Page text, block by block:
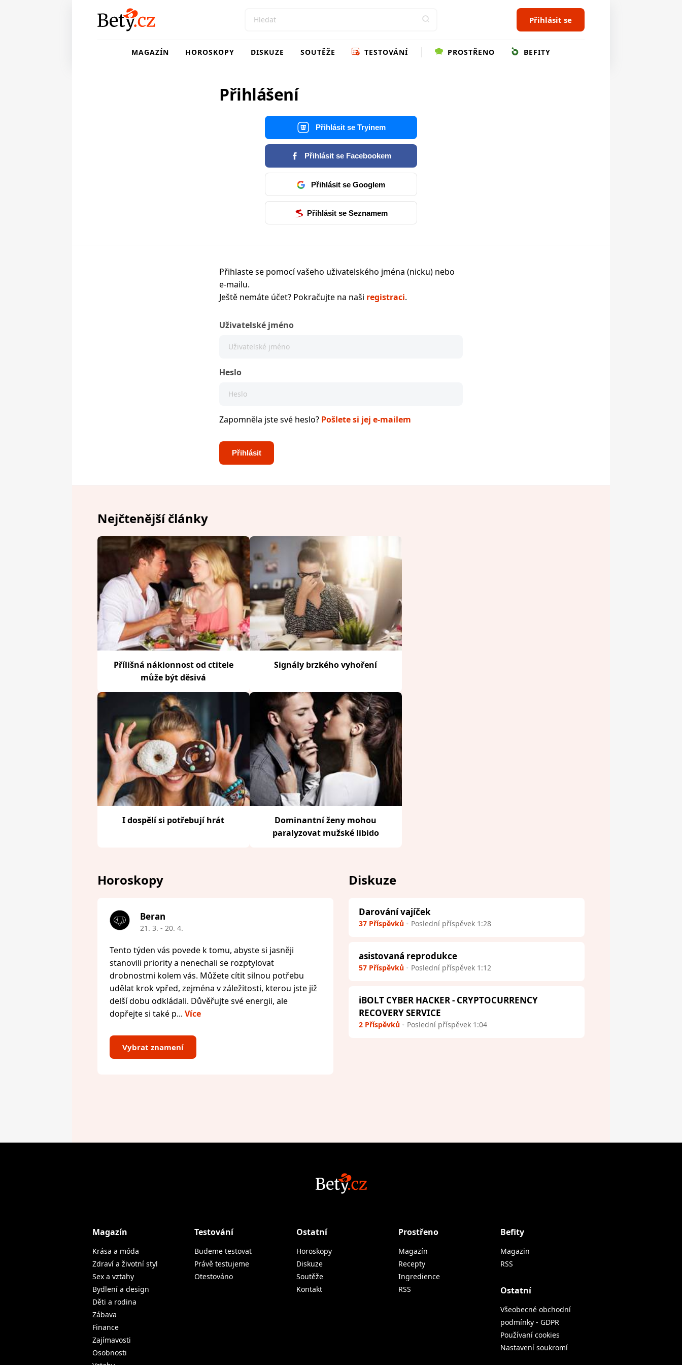
Přihlásit se
MAGAZÍN HOROSKOPY DISKUZE SOUTĚŽE TESTOVÁNÍ PROSTŘENO BEFITY
Přihlášení
Přihlásit se Tryinem
Přihlásit se Facebookem
Přihlásit se Googlem
Přihlásit se Seznamem
Přihlaste se pomocí vašeho uživatelského jména (nicku) nebo
e-mailu.
Ještě nemáte účet? Pokračujte na naši registraci.
Uživatelské jméno
Heslo
Zapomněla jste své heslo? Pošlete si jej e-mailem
Nejčtenější články
Přílišná náklonnost od ctitele
může být děsivá
Signály brzkého vyhoření
I dospělí si potřebují hrát
Dominantní ženy mohou
paralyzovat mužské libido
Horoskopy
Beran
21. 3. - 20. 4.
Tento týden vás povede k tomu, abyste si jasněji
stanovili priority a nenechali se rozptylovat
drobnostmi kolem vás. Můžete cítit silnou potřebu
udělat krok vpřed, zejména v záležitosti, kterou jste již
delší dobu odkládali. Důvěřujte své energii, ale
dopřejte si také p... Více
Vybrat znamení
Diskuze
Darování vajíček
37 Příspěvků Poslední příspěvek 1:28
asistovaná reprodukce
57 Příspěvků Poslední příspěvek 1:12
iBOLT CYBER HACKER - CRYPTOCURRENCY
RECOVERY SERVICE
2 Příspěvků Poslední příspěvek 1:04
Magazín
Krása a móda
Zdraví a životní styl
Sex a vztahy
Bydlení a design
Děti a rodina
Zábava
Finance
Zajímavosti
Osobnosti
Testování
Budeme testovat
Právě testujeme
Otestováno
Ostatní
Horoskopy
Diskuze
Soutěže
Kontakt
Prostřeno
Magazín
Recepty
Ingredience
RSS
Befity
Magazin
RSS
Ostatní
Všeobecné obchodní
podmínky - GDPR
Používaní cookies
Nastavení soukromí